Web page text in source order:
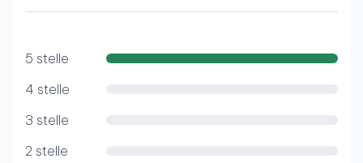
5 stelle
4 stelle
3 stelle
2 stelle